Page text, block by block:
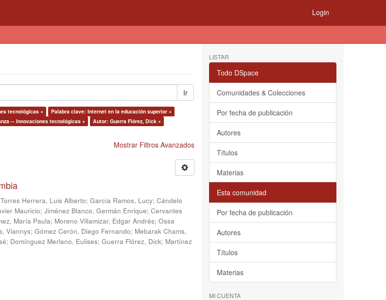
Login
Ir
tecnológicas ×
Palabra clave: Internet en la educación superior ×
-- Innovaciones tecnológicas ×
Autor: Guerra Flórez, Dick ×
Mostrar Filtros Avanzados
Torres Herrera, Luis Alberto; García Ramos, Lucy; Cándelo
Mauricio; Jiménez Blanco, Germán Enrique; Cervantes
María Paula; Moreno Villamizar, Edgar Andrés; Ossa
Viannys; Gómez Cerón, Diego Fernando; Mebarak Chams,
; Domínguez Merlano, Eulises; Guerra Flórez, Dick; Martínez
LISTAR
Todo DSpace
Comunidades & Colecciones
Por fecha de publicación
Autores
Títulos
Materias
Esta comunidad
Por fecha de publicación
Autores
Títulos
Materias
MI CUENTA